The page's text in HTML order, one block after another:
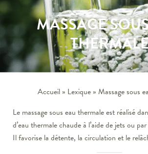
MASSAGE
Accueil » Lexique » Massage sous
Le massage sous eau thermale est réalisé
d’eau thermale chaude à l’aide de jets ou
Il favorise la détente, la circulation et le